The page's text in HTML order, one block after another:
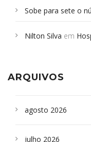
Sobe para sete o
Campoformosenses
Nilton Silva em
ARQUIVOS
agosto 2026
julho 2026